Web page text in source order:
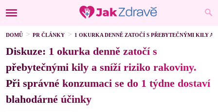
DOMŮ PR ČLÁNKY 1 OKURKA DENNĚ ZATOČÍ S PŘEBYTEČNÝMI KILY
Diskuze: 1 okurka denně zatočí s
přebytečnými kily a sníží riziko rakoviny.
Při správné konzumaci se do 1 týdne dostaví
blahodárné účinky